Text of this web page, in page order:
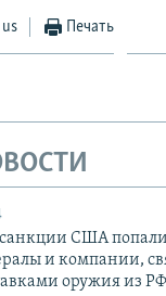
Печать
США
и компании,
оружия из РФ